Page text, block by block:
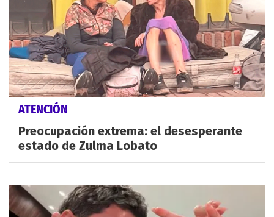
ATENCIÓN
Preocupación extrema: el desesperante
estado de Zulma Lobato